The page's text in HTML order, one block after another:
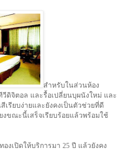
สำหรับในส่วนห้อง
ดิจิตอล และรื้อเปลี่ยนบุผนังใหม่ และ
รียบง่ายและยังคงเป็นตัวช่วยที่ดี
ขณะนี้เสร็จเรียบร้อยแล้วพร้อมใช้
งเปิดให้บริการมา 25 ปี แล้วยังคง